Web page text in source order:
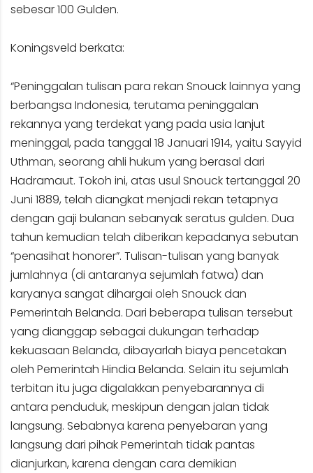
sebesar 100 Gulden.
Koningsveld berkata:
“Peninggalan tulisan para rekan Snouck lainnya yang
berbangsa Indonesia, terutama peninggalan
rekannya yang terdekat yang pada usia lanjut
meninggal, pada tanggal 18 Januari 1914, yaitu Sayyid
Uthman, seorang ahli hukum yang berasal dari
Hadramaut. Tokoh ini, atas usul Snouck tertanggal 20
Juni 1889, telah diangkat menjadi rekan tetapnya
dengan gaji bulanan sebanyak seratus gulden. Dua
tahun kemudian telah diberikan kepadanya sebutan
“penasihat honorer”. Tulisan-tulisan yang banyak
jumlahnya (di antaranya sejumlah fatwa) dan
karyanya sangat dihargai oleh Snouck dan
Pemerintah Belanda. Dari beberapa tulisan tersebut
yang dianggap sebagai dukungan terhadap
kekuasaan Belanda, dibayarlah biaya pencetakan
oleh Pemerintah Hindia Belanda. Selain itu sejumlah
terbitan itu juga digalakkan penyebarannya di
antara penduduk, meskipun dengan jalan tidak
langsung. Sebabnya karena penyebaran yang
langsung dari pihak Pemerintah tidak pantas
dianjurkan, karena dengan cara demikian